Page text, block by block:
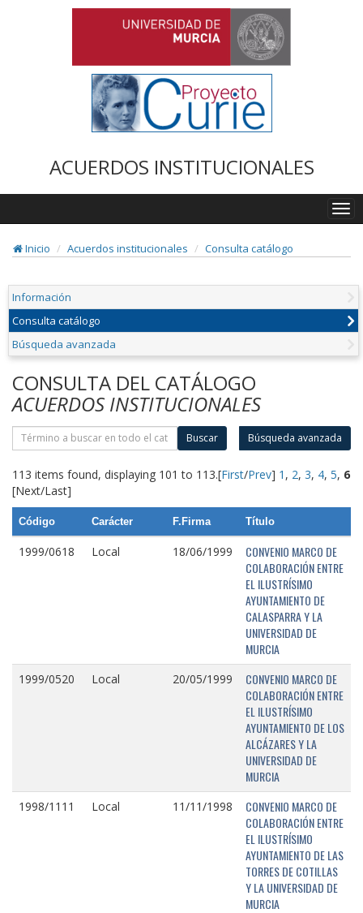
ACUERDOS INSTITUCIONALES
Inicio
Acuerdos institucionales Consulta catálogo
Información
Consulta catálogo
Búsqueda avanzada
CONSULTA DEL CATÁLOGO
ACUERDOS INSTITUCIONALES
Buscar Búsqueda avanzada
113 items found, displaying 101 to 113.[First/Prev] 1 , 2, 3, 4, 5, 6
[Next/Last]
Código Carácter F.Firma Título
1999/0618 Local 18/06/1999
CONVENIO MARCO DE
COLABORACIÓN ENTRE
EL ILUSTRÍSIMO
AYUNTAMIENTO DE
CALASPARRA Y LA
UNIVERSIDAD DE
MURCIA
1999/0520 Local 20/05/1999
CONVENIO MARCO DE
COLABORACIÓN ENTRE
EL ILUSTRÍSIMO
AYUNTAMIENTO DE LOS
ALCÁZARES Y LA
UNIVERSIDAD DE
MURCIA
1998/1111 Local 11/11/1998
CONVENIO MARCO DE
COLABORACIÓN ENTRE
EL ILUSTRÍSIMO
AYUNTAMIENTO DE LAS
TORRES DE COTILLAS
Y LA UNIVERSIDAD DE
MURCIA